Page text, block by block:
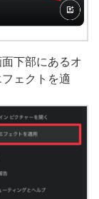
下部にあるオ
ェクトを適